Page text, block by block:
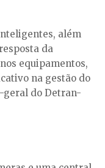
além
da
equipamentos,
na gestão do
geral do Detran-